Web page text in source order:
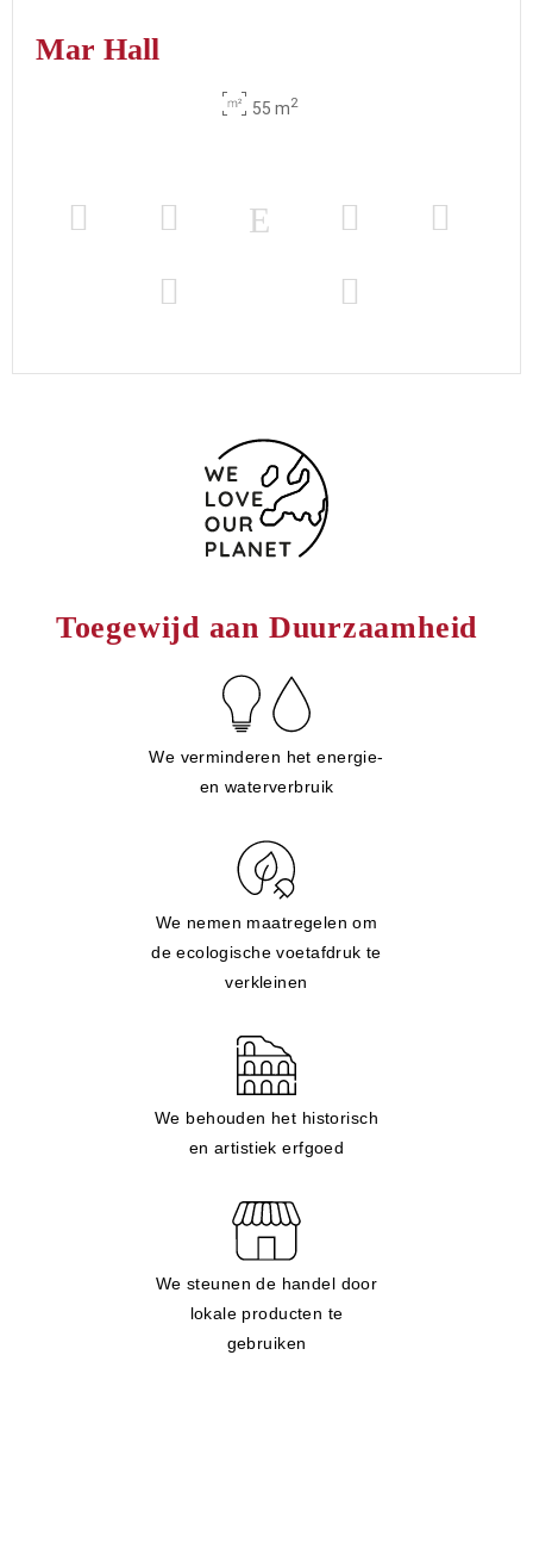
Mar Hall
55 m2
Toegewijd aan Duurzaamheid
We verminderen het energie-
en waterverbruik
We nemen maatregelen om
de ecologische voetafdruk te
verkleinen
We behouden het historisch
en artistiek erfgoed
We steunen de handel door
lokale producten te
gebruiken